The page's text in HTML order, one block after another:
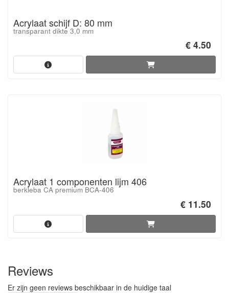
Acrylaat schijf D: 80 mm
transparant dikte 3,0 mm
€ 4.50
Acrylaat 1 componenten lijm 406
berkleba CA premium BCA-406
€ 11.50
Reviews
Er zijn geen reviews beschikbaar in de huidige taal